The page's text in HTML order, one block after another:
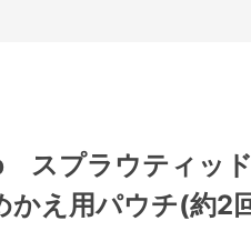
プラウティッ
え用パウチ(約2